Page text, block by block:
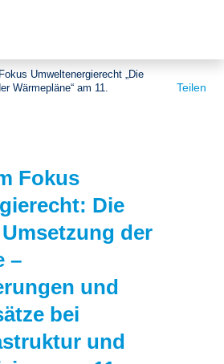
Europa
Grundsatzfragen
Märkte
Speicher
Publikationen
Karriere
Über uns
Stiftungsporträt
Forschungsnetzwerk
Umweltenergierecht „Die
Wärmepläne“ am 11.
Teilen
Fokus
Die
der
–
und
bei
und